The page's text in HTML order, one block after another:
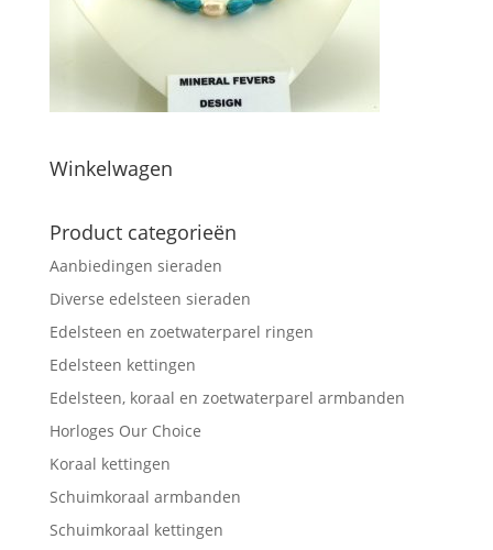
Winkelwagen
Product categorieën
Aanbiedingen sieraden
Diverse edelsteen sieraden
Edelsteen en zoetwaterparel ringen
Edelsteen kettingen
Edelsteen, koraal en zoetwaterparel armbanden
Horloges Our Choice
Koraal kettingen
Schuimkoraal armbanden
Schuimkoraal kettingen